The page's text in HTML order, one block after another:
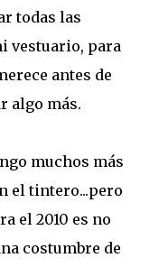
todas las
vestuario, para
antes de
algo más.
muchos más
el tintero...pero
el 2010 es no
costumbre de